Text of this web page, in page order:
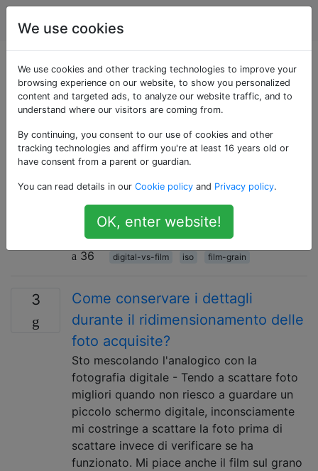
fotografia
Domande taggate
«film-grain»
6
Qual è la differenza tra rumore
digitale ad alta ISO e grana della
pellicola?
Qual è la differenza tra rumore digitale ad
alta ISO e grana della pellicola? Perché uno
"mangia i dettagli" e l'altro no?
36
digital-vs-film iso film-grain
3
Come conservare i dettagli
durante il ridimensionamento delle
foto acquisite?
Sto mescolando l'analogico con la
fotografia digitale - Tendo a scattare foto
migliori quando non riesco a guardare un
piccolo schermo digitale, inconsciamente
mi costringe a scattare la foto prima di
scattare invece di verificare se ha
funzionato. Mi piace anche il film sul grano
We use cookies
We use cookies and other tracking technologies to improve your
browsing experience on our website, to show you personalized
content and targeted ads, to analyze our website traffic, and to
understand where our visitors are coming from.
By continuing, you consent to our use of cookies and other
tracking technologies and affirm you're at least 16 years old or
have consent from a parent or guardian.
You can read details in our Cookie policy and Privacy policy.
OK, enter website!